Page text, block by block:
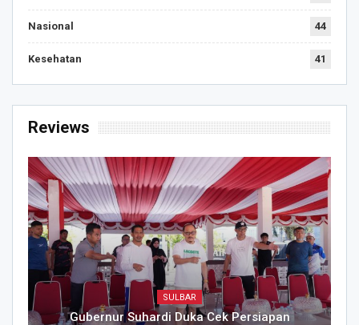
Nasional 44
Kesehatan 41
Reviews
SULBAR
Gubernur Suhardi Duka Cek Persiapan